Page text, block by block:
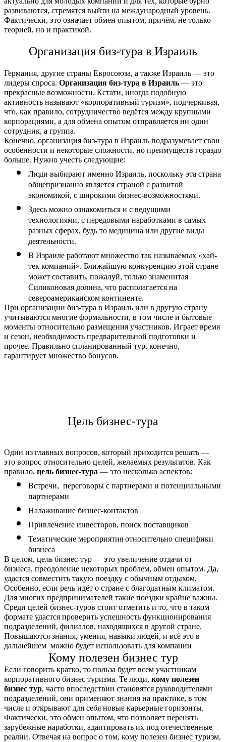
развиваются, стремятся выйти на международный уровень.
Фактически, это означает обмен опытом, причём, не только
теорией, но и практикой.
Организация биз-тура в Израиль
Германия, другие страны Евросоюза, а также Израиль — это
лидеры спроса. Организация биз-тура в Израиль — это
прекрасные возможности. Кстати, иногда подобную
активность называют «корпоративный туризм», подчеркивая,
что, как правило, сотрудничество ведётся между крупными
корпорациями, а для обмена опытом отправляется ни один
сотрудник, а группа.
Конечно, организация биз-тура в Израиль подразумевает свои
особенности и некоторые сложности, но преимуществ гораздо
больше. Нужно учесть следующие:
Люди выбирают именно Израиль, поскольку эта страна
общепризнанно является страной с развитой
экономикой, с широкими бизнес-возможностями.
Здесь можно ознакомиться и с ведущими
технологиями, с передовыми наработками в самых
разных сферах, будь то медицина или другие виды
деятельности.
В Израиле работают множество так называемых «хай-
тек компаний». Ближайшую конкуренцию этой стране
может составить, пожалуй, только знаменитая
Силиконовая долина, что располагается на
североамериканском континенте.
При организации биз-тура в Израиль или в другую страну
учитываются многие формальности, в том числе и бытовые
моменты относительно размещения участников. Играет время
и сезон, необходимость предварительной подготовки и
прочее. Правильно спланированный тур, конечно,
гарантирует множество бонусов.
Цель бизнес-тура
Один из главных вопросов, который приходится решать —
это вопрос относительно целей, желаемых результатов. Как
правило, цель бизнес-тура — это несколько аспектов:
Встречи,  переговоры с партнерами и потенциальными
партнерами
Налаживание бизнес-контактов
Привлечение инвесторов, поиск поставщиков
Тематические мероприятия относительно специфики
бизнеса
В целом, цель бизнес-тур — это увеличение отдачи от
бизнеса, преодоление некоторых проблем, обмен опытом. Да,
удастся совместить такую поездку с обычным отдыхом.
Особенно, если речь идёт о стране с благодатным климатом.
Для многих предпринимателей такие поездки крайне важны.
Среди целей бизнес-туров стоит отметить и то, что в таком
формате удастся проверить успешность функционирования
подразделений, филиалов, находящихся в другой стране.
Повышаются знания, умения, навыки людей, и всё это в
дальнейшем  можно будет использовать для компании
Кому полезен бизнес тур
Если говорить кратко, то польза будет всем участникам
корпоративного бизнес туризма. Те люди, кому полезен
бизнес тур, часто впоследствии становятся руководителями
подразделений, они применяют знания на практике, в том
числе и открывают для себя новые карьерные горизонты.
Фактически, это обмен опытом, что позволяет перенять
зарубежные наработки, адаптировать их под отечественные
реалии. Отвечая на вопрос о том, кому полезен бизнес туризм,